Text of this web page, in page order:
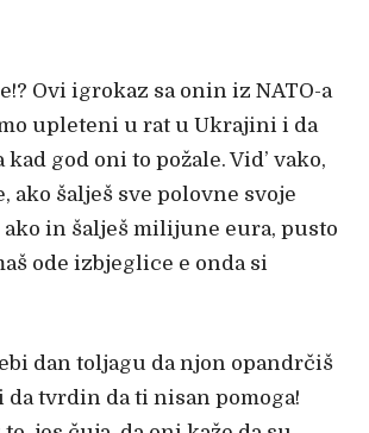
Ovi igrokaz sa onin iz NATO-a
upleteni u rat u Ukrajini i da
kad god oni to požale. Vid’ vako,
ako šalješ sve polovne svoje
ako in šalješ milijune eura, pusto
ode izbjeglice e onda si
dan toljagu da njon opandrčiš
da tvrdin da ti nisan pomoga!